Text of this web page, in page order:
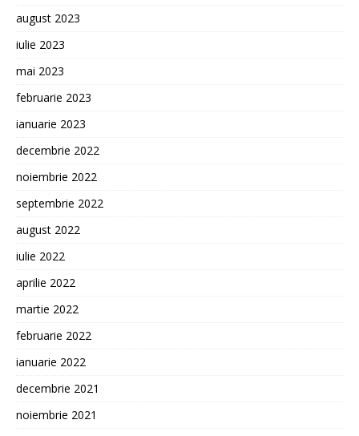
august 2023
iulie 2023
mai 2023
februarie 2023
ianuarie 2023
decembrie 2022
noiembrie 2022
septembrie 2022
august 2022
iulie 2022
aprilie 2022
martie 2022
februarie 2022
ianuarie 2022
decembrie 2021
noiembrie 2021